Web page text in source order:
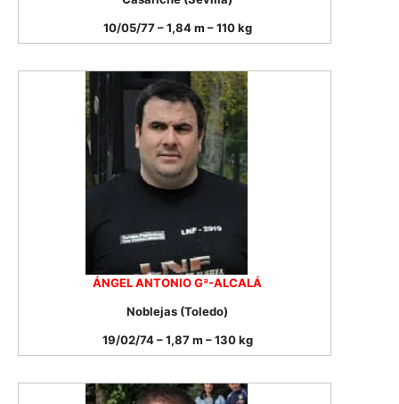
10/05/77 – 1,84 m – 110 kg
ÁNGEL ANTONIO Gª-ALCALÁ
Noblejas (Toledo)
19/02/74 – 1,87 m – 130 kg